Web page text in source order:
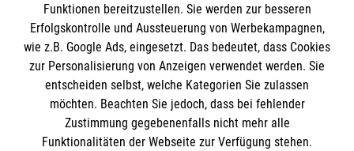
Einsamkeit hierzulande zunehmen
werden. Mehr als die Hälfte der
Deutschen…
Ehrenamtsmonitor, News
Funktionen bereitzustellen. Sie werden zur besseren
Erfolgskontrolle und Aussteuerung von Werbekampagnen,
wie z.B. Google Ads, eingesetzt. Das bedeutet, dass Cookies
zur Personalisierung von Anzeigen verwendet werden. Sie
entscheiden selbst, welche Kategorien Sie zulassen
möchten. Beachten Sie jedoch, dass bei fehlender
Zustimmung gegebenenfalls nicht mehr alle
Funktionalitäten der Webseite zur Verfügung stehen.